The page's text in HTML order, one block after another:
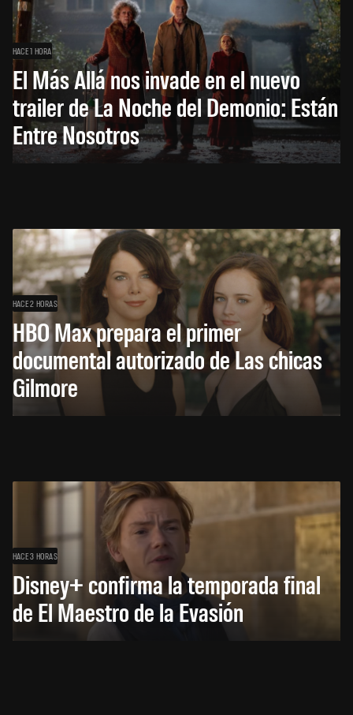
HACE 1 HORA
El Más Allá nos invade en el nuevo
trailer de La Noche del Demonio: Están
Entre Nosotros
HACE 2 HORAS
HBO Max prepara el primer
documental autorizado de Las chicas
Gilmore
HACE 3 HORAS
Disney+ confirma la temporada final
de El Maestro de la Evasión